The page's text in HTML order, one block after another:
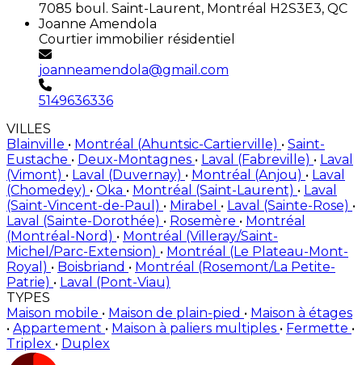
7085 boul. Saint-Laurent, Montréal H2S3E3, QC
Joanne Amendola
Courtier immobilier résidentiel
joanneamendola@gmail.com
5149636336
VILLES
Blainville • Montréal (Ahuntsic-Cartierville) • Saint-
Eustache • Deux-Montagnes • Laval (Fabreville) • Laval
(Vimont) • Laval (Duvernay) • Montréal (Anjou) • Laval
(Chomedey) • Oka • Montréal (Saint-Laurent) • Laval
(Saint-Vincent-de-Paul) • Mirabel • Laval (Sainte-Rose) •
Laval (Sainte-Dorothée) • Rosemère • Montréal
(Montréal-Nord) • Montréal (Villeray/Saint-
Michel/Parc-Extension) • Montréal (Le Plateau-Mont-
Royal) • Boisbriand • Montréal (Rosemont/La Petite-
Patrie) • Laval (Pont-Viau)
TYPES
Maison mobile • Maison de plain-pied • Maison à étages
• Appartement • Maison à paliers multiples • Fermette •
Triplex • Duplex